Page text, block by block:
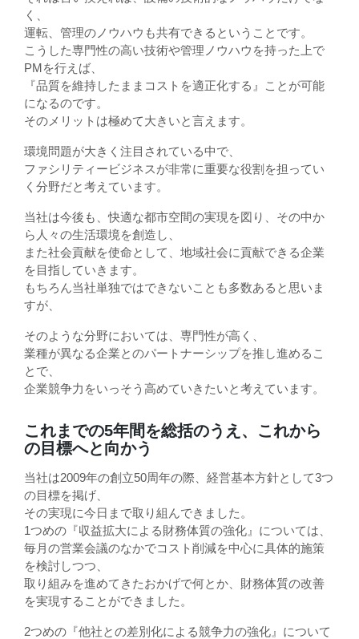
く、
運転、管理のノウハウも共有できるということです。
こうした専門性の高い技術や管理ノウハウを持った上で
PMを行えば、
『品質を維持したままコストを適正化する』ことが可能
になるのです。
そのメリットは極めて大きいと言えます。
環境問題が大きく注目されている中で、
ファシリティービジネスが非常に重要な役割を担ってい
く分野だと考えています。
当社は今後も、快適な都市空間の実現を図り、その中か
ら人々の生活環境を創造し、
また社会貢献を使命として、地域社会に貢献できる企業
を目指していきます。
もちろん当社単独ではできないことも多数あると思いま
すが、
そのような分野においては、専門性が高く、
業種が異なる企業とのパートナーシップを推し進めるこ
とで、
企業競争力をいっそう高めていきたいと考えています。
これまでの5年間を総括のうえ、これから
の目標へと向かう
当社は2009年の創立50周年の際、経営基本方針として3つ
の目標を掲げ、
その実現に今日まで取り組んできました。
1つめの『収益拡大による財務体質の強化』については、
毎月の営業会議のなかでコスト削減を中心に具体的施策
を検討しつつ、
取り組みを進めてきたおかげで何とか、財務体質の改善
を実現することができました。
2つめの『他社との差別化による競争力の強化』について